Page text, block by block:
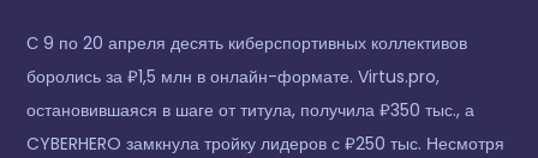
С 9 по 20 апреля десять киберспортивных коллективов
боролись за ₽1,5 млн в онлайн-формате. Virtus.pro,
остановившаяся в шаге от титула, получила ₽350 тыс., а
CYBERHERO замкнула тройку лидеров с ₽250 тыс. Несмотря